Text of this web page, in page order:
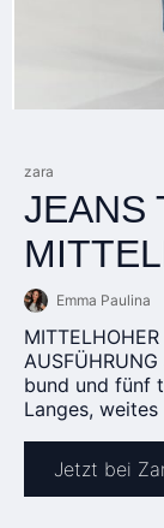
zara
JEANS
Emma Paulina
bund und fünf
Langes,
Jetzt bei